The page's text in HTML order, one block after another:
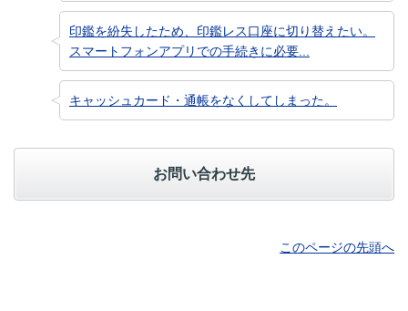
印鑑を紛失したため、印鑑レス口座に切り替えたい。
スマートフォンアプリでの手続きに必要...
キャッシュカード・通帳をなくしてしまった。
お問い合わせ先
このページの先頭へ